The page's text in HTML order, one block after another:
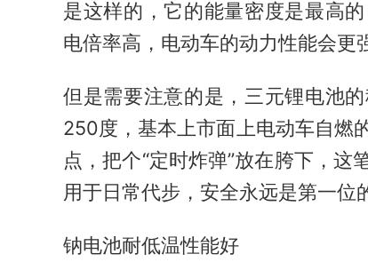
是这样的，它的能量密度是最高
电倍率高，电动车的动力性能会更
但是需要注意的是，三元锂电池
250度，基本上市面上电动车自燃
点，把个“定时炸弹”放在胯下，
用于日常代步，安全永远是第一位
钠电池耐低温性能好